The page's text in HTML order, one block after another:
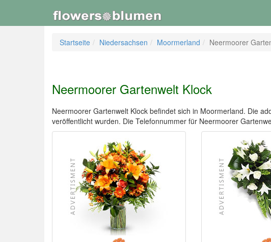
Startseite Niedersachsen Moormerland Neermoorer
Neermoorer Gartenwelt Klock
Neermoorer Gartenwelt Klock befindet sich in Moormerland. Die
veröffentlicht wurden. Die Telefonnummer für Neermoorer